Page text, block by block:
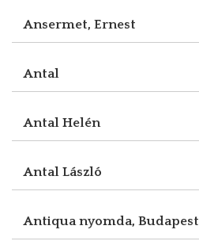
Ansermet, Ernest
Antal
Antal Helén
Antal László
Antiqua nyomda, Budapest